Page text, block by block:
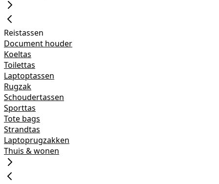
Reistassen
Document houder
Koeltas
Toilettas
Laptoptassen
Rugzak
Schoudertassen
Sporttas
Tote bags
Strandtas
Laptoprugzakken
Thuis & wonen